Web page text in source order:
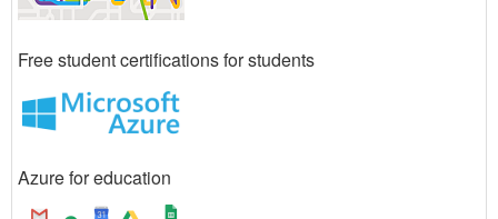
Free student certifications for students
Azure for education